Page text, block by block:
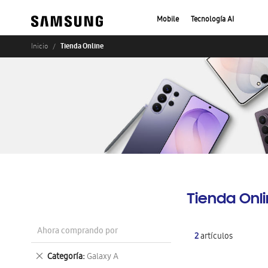
Mobile Tecnología AI
Inicio Tienda Online
Tienda
2artículos
Ahora comprando por
Categoría Galaxy A
Eliminar